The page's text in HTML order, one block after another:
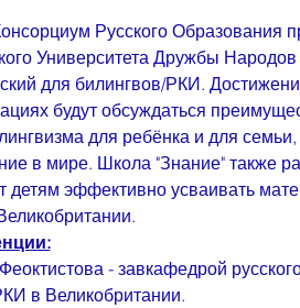
Русского Образования
Университета Дружбы
для билингвов/РКИ.
будут обсуждаться
для ребёнка и для
в мире. Школа "Знание" также
детям эффективно усваивать
- завкафедрой
в Великобритании.